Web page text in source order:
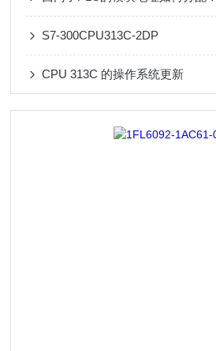
S7-300CPU313C-2DP
CPU 313C 的操作系统更新